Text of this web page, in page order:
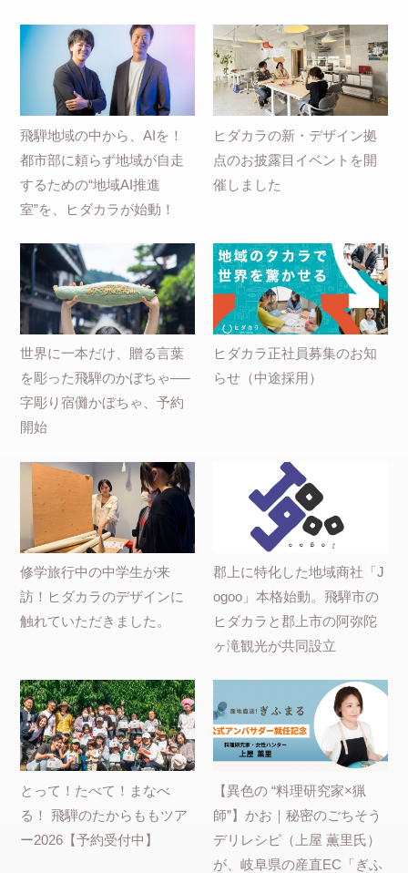
飛騨地域の中から、AIを！
都市部に頼らず地域が自走
するための“地域AI推進
室”を、ヒダカラが始動！
ヒダカラの新・デザイン拠
点のお披露目イベントを開
催しました
世界に一本だけ、贈る言葉
を彫った飛騨のかぼちゃ──
字彫り宿儺かぼちゃ、予約
開始
ヒダカラ正社員募集のお知
らせ（中途採用）
修学旅行中の中学生が来
訪！ヒダカラのデザインに
触れていただきました。
郡上に特化した地域商社「J
ogoo」本格始動。飛騨市の
ヒダカラと郡上市の阿弥陀
ヶ滝観光が共同設立
とって！たべて！まなべ
る！ 飛騨のたからももツア
ー2026【予約受付中】
【異色の “料理研究家×猟
師”】かお｜秘密のごちそう
デリレシピ（上屋 薫里氏）
が、岐阜県の産直EC「ぎふ